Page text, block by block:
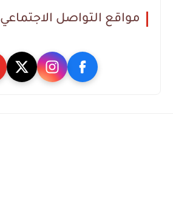
مواقع التواصل الاجتماعي